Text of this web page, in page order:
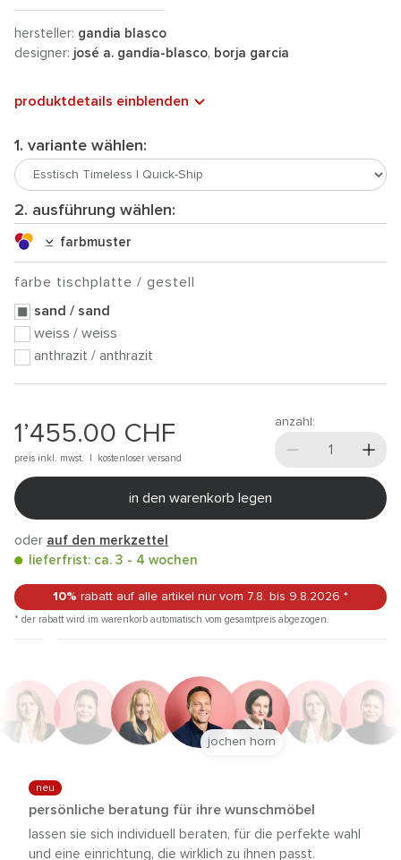
hersteller: gandia blasco
designer: josé a. gandia-blasco, borja garcia
produktdetails einblenden
1. variante wählen:
2. ausführung wählen:
farbmuster
farbe tischplatte / gestell
sand / sand
weiss / weiss
anthrazit / anthrazit
1’455.00 CHF
preis inkl. mwst. | kostenloser versand
anzahl:
in den warenkorb legen
oder auf den merkzettel
lieferfrist: ca. 3 - 4 wochen
10% rabatt auf alle artikel nur vom 7.8. bis 9.8.2026 *
* der rabatt wird im warenkorb automatisch vom gesamtpreis abgezogen.
neu
persönliche beratung für ihre wunschmöbel
lassen sie sich individuell beraten, für die perfekte wahl
und eine einrichtung, die wirklich zu ihnen passt.
jochen horn